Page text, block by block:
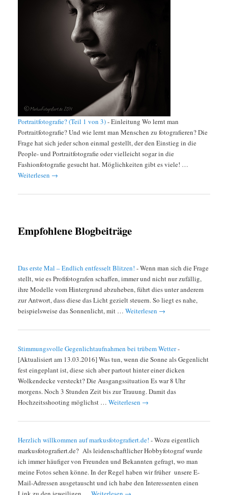
Portraitfotografie? (Teil 1 von 3)-Einleitung Wo lernt man
Portraitfotografie? Und wie lernt man Menschen zu fotografieren? Die
Frage hat sich jeder schon einmal gestellt, der den Einstieg in die
People- und Portraitfotografie oder vielleicht sogar in die
Fashionfotografie gesucht hat. Möglichkeiten gibt es viele! …
Weiterlesen →
Empfohlene Blogbeiträge
Das erste Mal – Endlich entfesselt Blitzen! -Wenn man sich die Frage
stellt, wie es Profifotografen schaffen, immer und nicht nur zufällig,
ihre Modelle vom Hintergrund abzuheben, führt dies unter anderem
zur Antwort, dass diese das Licht gezielt steuern. So liegt es nahe,
beispielsweise das Sonnenlicht, mit … Weiterlesen →
Stimmungsvolle Gegenlichtaufnahmen bei trübem Wetter-
[Aktualisiert am 13.03.2016] Was tun, wenn die Sonne als Gegenlicht
fest eingeplant ist, diese sich aber partout hinter einer dicken
Wolkendecke versteckt? Die Ausgangssituation Es war 8 Uhr
morgens. Noch 3 Stunden Zeit bis zur Trauung. Damit das
Hochzeitsshooting möglichst … Weiterlesen →
Herzlich willkommen auf markusfotografiert.de! -Wozu eigentlich
markusfotografiert.de? Als leidenschaftlicher Hobbyfotograf wurde
ich immer häufiger von Freunden und Bekannten gefragt, wo man
meine Fotos sehen könne. In der Regel haben wir früher unsere E-
Mail-Adressen ausgetauscht und ich habe den Interessenten einen